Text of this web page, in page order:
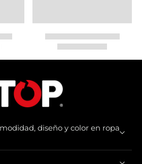
diseño y color en ropa